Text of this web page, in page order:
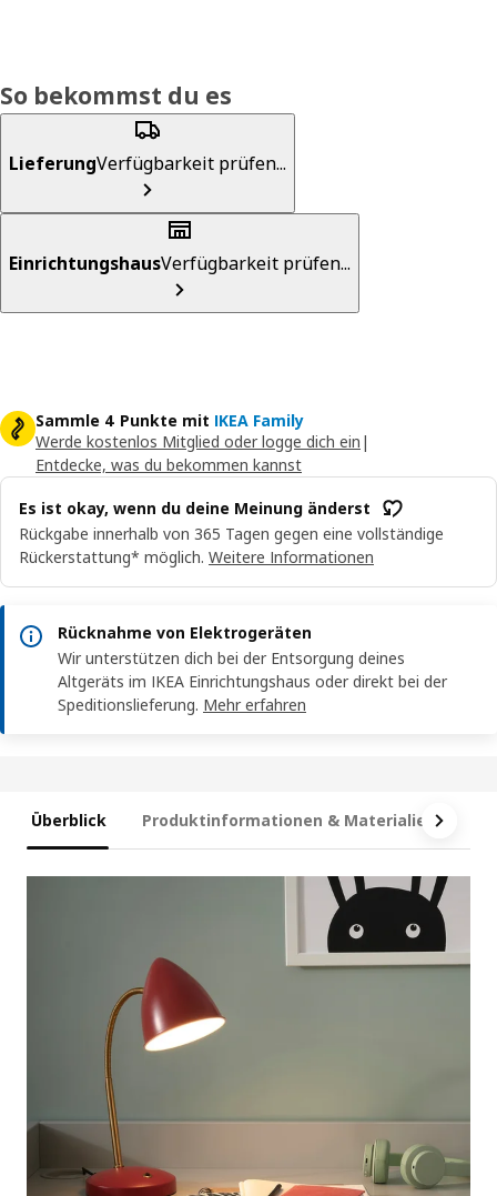
So bekommst du es
LieferungVerfügbarkeit prüfen...
EinrichtungshausVerfügbarkeit prüfen...
Sammle 4 Punkte mit IKEA Family
Werde kostenlos Mitglied oder logge dich ein |
Entdecke, was du bekommen kannst
Es ist okay, wenn du deine Meinung änderst
Rückgabe innerhalb von 365 Tagen gegen eine vollständige
Rückerstattung* möglich. Weitere Informationen
Rücknahme von Elektrogeräten
Wir unterstützen dich bei der Entsorgung deines
Altgeräts im IKEA Einrichtungshaus oder direkt bei der
Speditionslieferung. Mehr erfahren
Überblick Produktinformationen & Materialien